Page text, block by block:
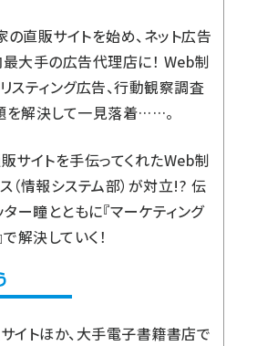
直販サイトを始め、ネット広告
大手の広告代理店に！ Web制
スティング広告、行動観察調査
を解決して一見落着……。
サイトを手伝ってくれたWeb制
（情報システム部）が対立!? 伝
ー瞳とともに『マーケティング
解決していく！
イトほか、大手電子書籍書店で